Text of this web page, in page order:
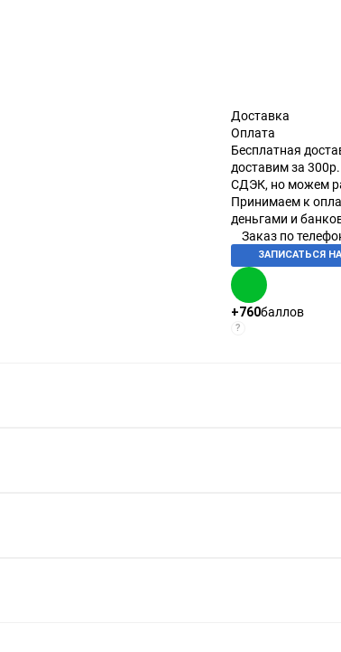
Доставка
Оплата
Бесплатная
доставим за
СДЭК, но можем
Принимаем к
деньгами и
Заказ по
ЗАПИСАТЬСЯ
+760баллов
?